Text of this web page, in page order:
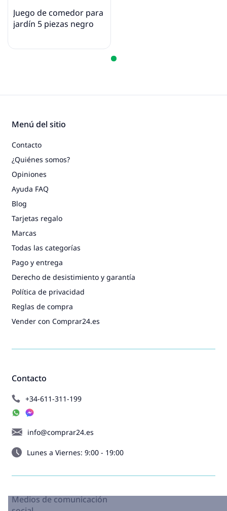
Juego de comedor para
jardín 5 piezas negro
Contacto
+34-611-311-199
info@comprar24.es
Lunes a Viernes: 9:00 - 19:00
Menú del sitio
Contacto
¿Quiénes somos?
Opiniones
Ayuda FAQ
Blog
Tarjetas regalo
Marcas
Todas las categorías
Pago y entrega
Derecho de desistimiento y garantía
Política de privacidad
Reglas de compra
Vender con Comprar24.es
Medios de comunicación